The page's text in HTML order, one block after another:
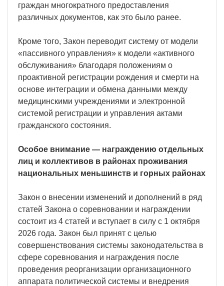
граждан многократного предоставления
различных документов, как это было ранее.
Кроме того, Закон переводит систему от модели
«пассивного управления» к модели «активного
обслуживания» благодаря положениям о
проактивной регистрации рождения и смерти на
основе интеграции и обмена данными между
медицинскими учреждениями и электронной
системой регистрации и управления актами
гражданского состояния.
Особое внимание — награждению отдельных
лиц и коллективов в районах проживания
национальных меньшинств и горных районах
Закон о внесении изменений и дополнений в ряд
статей Закона о соревновании и награждении
состоит из 4 статей и вступает в силу с 1 октября
2026 года. Закон был принят с целью
совершенствования системы законодательства в
сфере соревнования и награждения после
проведения реорганизации организационного
аппарата политической системы и внедрения